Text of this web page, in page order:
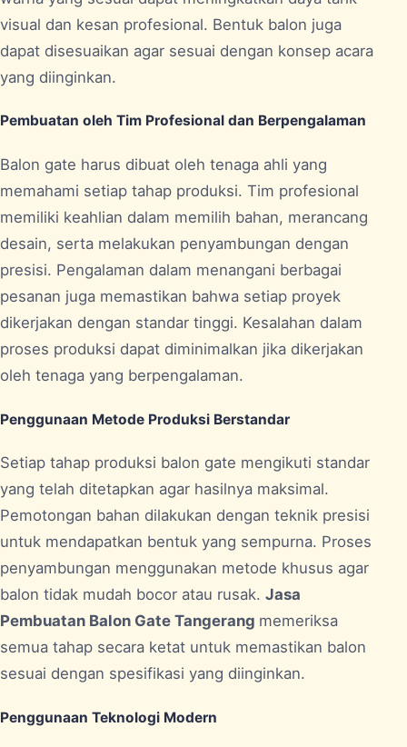
visual dan kesan profesional. Bentuk balon juga
dapat disesuaikan agar sesuai dengan konsep acara
yang diinginkan.
Pembuatan oleh Tim Profesional dan Berpengalaman
Balon gate harus dibuat oleh tenaga ahli yang
memahami setiap tahap produksi. Tim profesional
memiliki keahlian dalam memilih bahan, merancang
desain, serta melakukan penyambungan dengan
presisi. Pengalaman dalam menangani berbagai
pesanan juga memastikan bahwa setiap proyek
dikerjakan dengan standar tinggi. Kesalahan dalam
proses produksi dapat diminimalkan jika dikerjakan
oleh tenaga yang berpengalaman.
Penggunaan Metode Produksi Berstandar
Setiap tahap produksi balon gate mengikuti standar
yang telah ditetapkan agar hasilnya maksimal.
Pemotongan bahan dilakukan dengan teknik presisi
untuk mendapatkan bentuk yang sempurna. Proses
penyambungan menggunakan metode khusus agar
balon tidak mudah bocor atau rusak. Jasa
Pembuatan Balon Gate Tangerang memeriksa
semua tahap secara ketat untuk memastikan balon
sesuai dengan spesifikasi yang diinginkan.
Penggunaan Teknologi Modern